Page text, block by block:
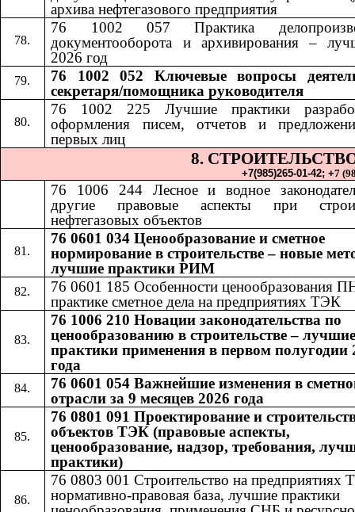
архива нефтегазового предприятия
76 1002 057 Практика
документооборота и архивирования –
2026 год
76 1002 052​​ Ключевые вопросы
секретаря/помощника руководителя
76 1002 225 Лучшие практики
оформления писем, отчетов и
первых лиц
8.
+7(985)265-01-42;​​+7
76 1006 244​​ Лесное и водное
другие правовые аспекты при
нефтегазовых объектов
76 0601 034 Ценообразование и сметное
нормирование в строительстве – новые
лучшие практики РИМ
76 0601 185 ​​Особенности ценообразования
практике сметное дела на предприятиях ТЭК
76 1006 210 Новации законодательства по
ценообразованию в строительстве –
практики применения в первом полугодии
года
76 0601 054 Важнейшие изменения в
отрасли за 9 месяцев 2026 года
76 0801 091 Проектирование и
объектов ТЭК (правовые аспекты,
ценообразование, надзор, требования,
практики)
76 0803 001 Строительство на предприятиях
нормативно-правовая база, лучшие практики